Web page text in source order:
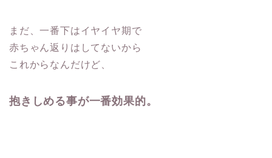
まだ、一番下はイヤイヤ期で
赤ちゃん返りはしてないから
これからなんだけど、
抱きしめる事が一番効果的。